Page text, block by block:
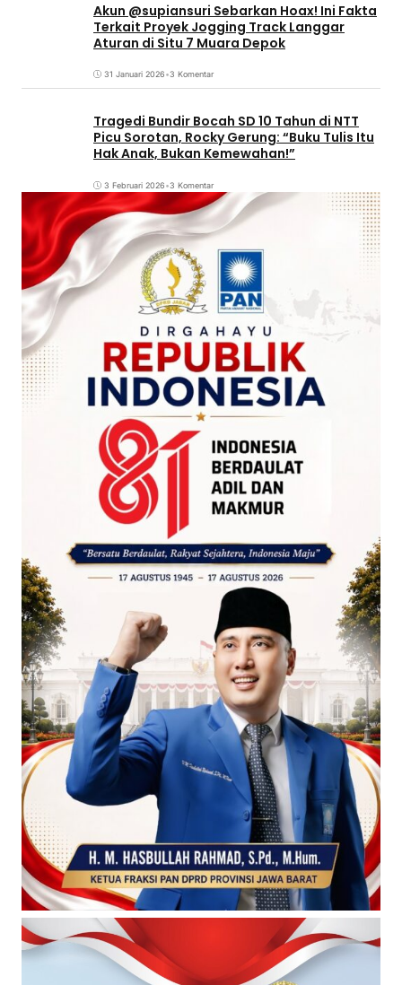
Akun @supiansuri Sebarkan Hoax! Ini Fakta
Terkait Proyek Jogging Track Langgar
Aturan di Situ 7 Muara Depok
31 Januari 2026•3 Komentar
Tragedi Bundir Bocah SD 10 Tahun di NTT
Picu Sorotan, Rocky Gerung: “Buku Tulis Itu
Hak Anak, Bukan Kemewahan!”
3 Februari 2026•3 Komentar